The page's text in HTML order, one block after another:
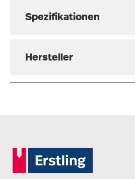
Spezifikationen
Hersteller